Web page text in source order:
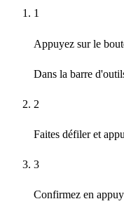
1
Appuyez sur le
Dans la barre
2
Faites défiler et
3
Confirmez en